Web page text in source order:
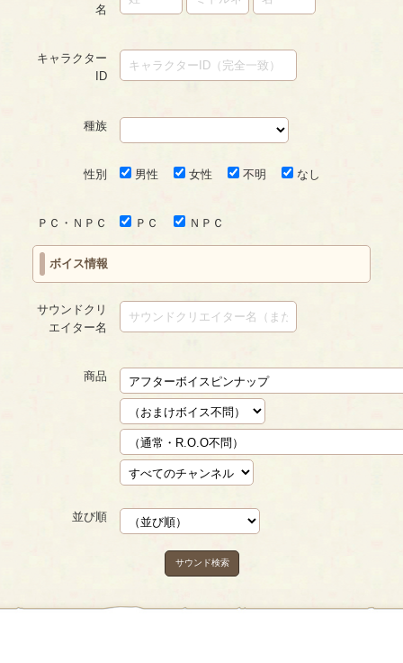
名
キャラクター
ID
種族
性別 男性 女性 不明 なし
ＰＣ・ＮＰＣ ＰＣ ＮＰＣ
ボイス情報
サウンドクリ
エイター名
商品
並び順
サウンド検索